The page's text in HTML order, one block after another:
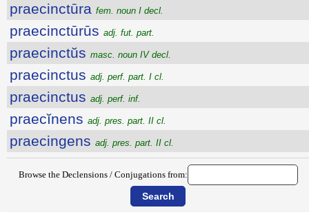
praecinctūra fem. noun I decl.
praecinctūrūs adj. fut. part.
praecinctŭs masc. noun IV decl.
praecinctus adj. perf. part. I cl.
praecinctus adj. perf. inf.
praecĭnens adj. pres. part. II cl.
praecingens adj. pres. part. II cl.
Browse the Declensions / Conjugations from: